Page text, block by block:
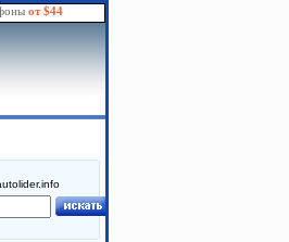
от $44